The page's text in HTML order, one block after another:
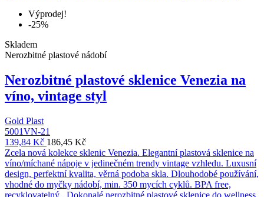
Výprodej!
-25%
Skladem
Nerozbitné plastové nádobí
Nerozbitné plastové sklenice Venezia na
víno, vintage styl
Gold Plast
5001VN-21
139,84 Kč 186,45 Kč
Zcela nová kolekce sklenic Venezia. Elegantní plastová sklenice na
víno/míchané nápoje v jedinečném trendy vintage vzhledu. Luxusní
design, perfektní kvalita, věrná podoba skla. Dlouhodobé používání,
vhodné do myčky nádobí, min. 350 mycích cyklů. BPA free,
recyklovatelný.. Dokonalé nerozbitné plastové sklenice do wellness,